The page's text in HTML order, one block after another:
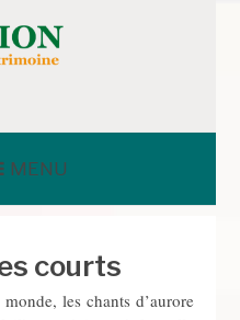
MENU
courts
les chants d’aurore